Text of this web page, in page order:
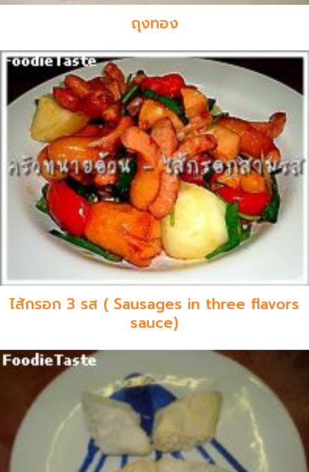
ถุงทอง
ไส้กรอก 3 รส ( Sausages in three flavors
sauce)